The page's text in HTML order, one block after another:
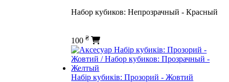
Набор кубиков: Непрозрачный - Красный
100₴
Набір кубиків: Прозорий - Жовтий